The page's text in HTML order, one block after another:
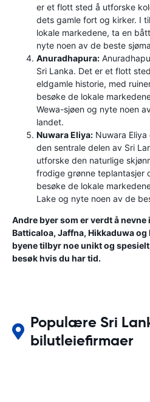
er et flott sted å utforske
dets gamle fort og kirker. I
lokale markedene, ta en
nyte noen av de beste
Anuradhapura:
Sri Lanka. Det er et flott
eldgamle historie, med
besøke de lokale
Wewa-sjøen og nyte noen
landet.
Nuwara Eliya: Nuwara
den sentrale delen av Sri
utforske den naturlige
frodige grønne teplantasjer
besøke de lokale
Lake og nyte noen av de
Andre byer som er verdt å
Batticaloa, Jaffna, Hikkaduwa og
byene tilbyr noe unikt og
besøk hvis du har tid.
Populære Sri
bilutleiefirmaer